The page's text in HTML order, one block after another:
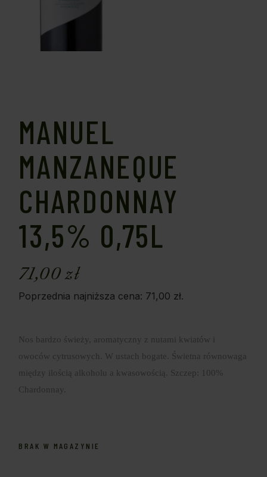
MANUEL
MANZANEQUE
CHARDONNAY
13,5% 0,75L
71,00zł
Poprzednia najniższa cena: 71,00 zł.
Nos bardzo świeży, aromatyczny z nutami kwiatów i
owoców cytrusowych. W ustach bogate. Świetna równowaga
między ilością alkoholu a kwasowością. Szczep: 100%
Chardonnay.
BRAK W MAGAZYNIE